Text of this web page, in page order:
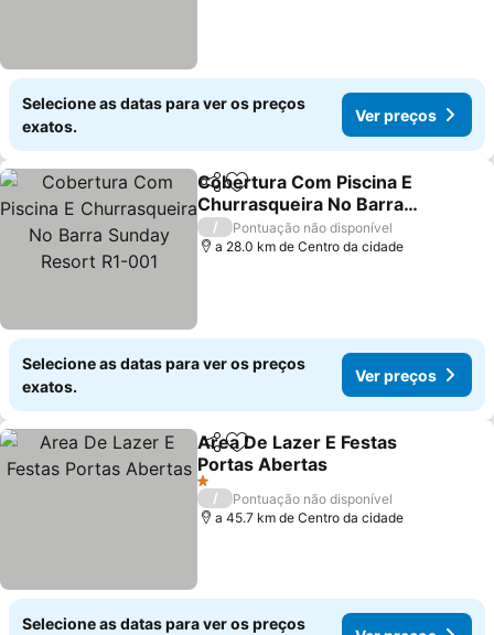
Selecione as datas para ver os preços
exatos.
Ver preços
PartilharAdicionar aos favoritos
Cobertura Com Piscina E
Churrasqueira No Barra
Sunday Resort R1-001
Ver preços
/
Pontuação não disponível
a 28.0 km de Centro da cidade
Selecione as datas para ver os preços
exatos.
Ver preços
PartilharAdicionar aos favoritos
Area De Lazer E Festas
Portas Abertas
Ver preços
1 Estrelas
/
Pontuação não disponível
a 45.7 km de Centro da cidade
Selecione as datas para ver os preços